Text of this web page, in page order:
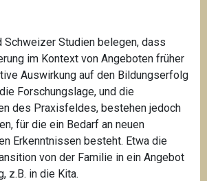
Schweizer Studien belegen, dass
im Kontext von Angeboten früher
Auswirkung auf den Bildungserfolg
Forschungslage, und die
des Praxisfeldes, bestehen jedoch
für die ein Bedarf an neuen
Erkenntnissen besteht. Etwa die
von der Familie in ein Angebot
z.B. in die Kita.